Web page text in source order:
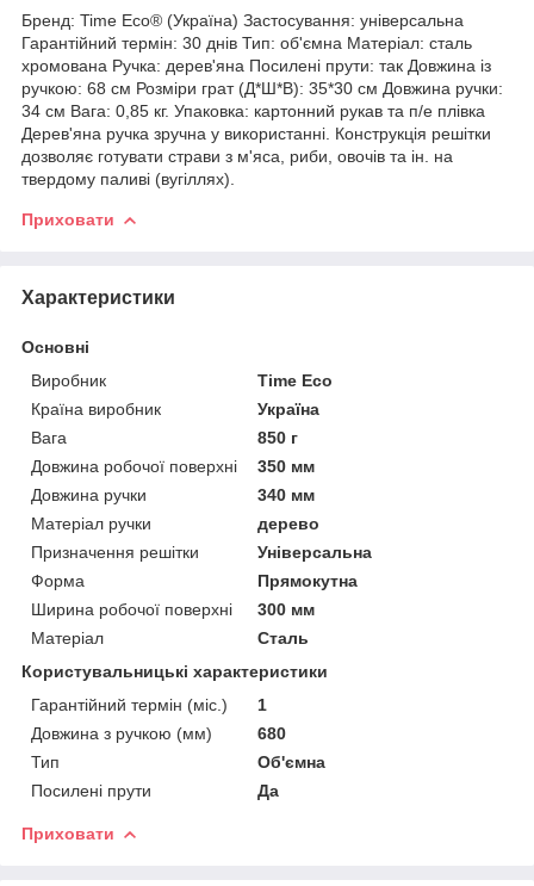
Бренд: Time Eco® (Україна) Застосування: універсальна
Гарантійний термін: 30 днів Тип: об'ємна Матеріал: сталь
хромована Ручка: дерев'яна Посилені прути: так Довжина із
ручкою: 68 см Розміри грат (Д*Ш*В): 35*30 см Довжина ручки:
34 см Вага: 0,85 кг. Упаковка: картонний рукав та п/е плівка
Дерев'яна ручка зручна у використанні. Конструкція решітки
дозволяє готувати страви з м'яса, риби, овочів та ін. на
твердому паливі (вугіллях).
Приховати
Характеристики
Основні
Виробник
Time Eco
Країна виробник
Україна
Вага
850 г
Довжина робочої поверхні
350 мм
Довжина ручки
340 мм
Матеріал ручки
дерево
Призначення решітки
Універсальна
Форма
Прямокутна
Ширина робочої поверхні
300 мм
Матеріал
Сталь
Користувальницькі характеристики
Гарантійний термін (міс.)
1
Довжина з ручкою (мм)
680
Тип
Об'ємна
Посилені прути
Да
Приховати